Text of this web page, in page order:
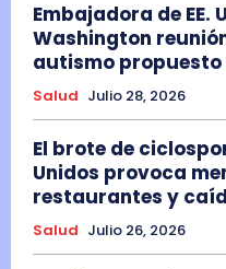
Embajadora de EE.
Washington
autismo propuesto
Salud Julio 28, 2026
El brote de
Unidos provoca
restaurantes y
Salud Julio 26, 2026